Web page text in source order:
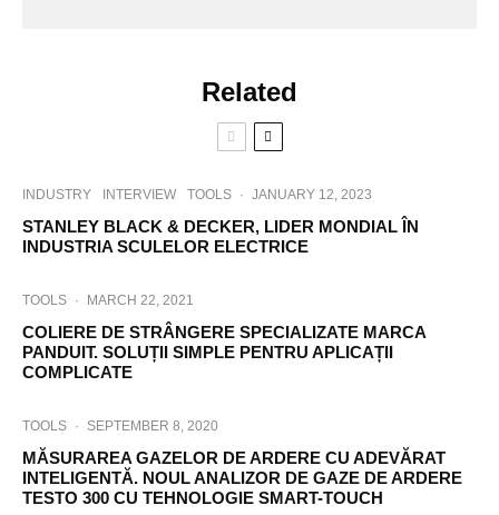
Related
INDUSTRY INTERVIEW TOOLS · JANUARY 12, 2023
STANLEY BLACK & DECKER, LIDER MONDIAL ÎN
INDUSTRIA SCULELOR ELECTRICE
TOOLS · MARCH 22, 2021
COLIERE DE STRÂNGERE SPECIALIZATE MARCA
PANDUIT. SOLUȚII SIMPLE PENTRU APLICAȚII
COMPLICATE
TOOLS · SEPTEMBER 8, 2020
MĂSURAREA GAZELOR DE ARDERE CU ADEVĂRAT
INTELIGENTĂ. NOUL ANALIZOR DE GAZE DE ARDERE
TESTO 300 CU TEHNOLOGIE SMART-TOUCH